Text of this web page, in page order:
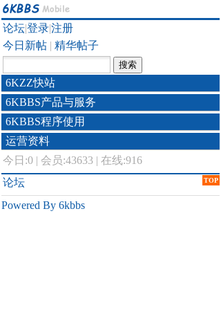
论坛|登录|注册
今日新帖 | 精华帖子
6KZZ快站
6KBBS产品与服务
6KBBS程序使用
运营资料
今日:0 | 会员:43633 | 在线:916
TOP
论坛
Powered By 6kbbs